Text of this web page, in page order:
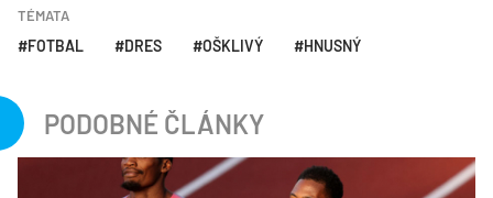
TÉMATA
FOTBAL DRES OŠKLIVÝ HNUSNÝ
PODOBNÉ ČLÁNKY